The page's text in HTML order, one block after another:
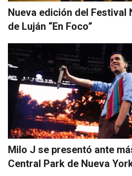
Nueva edición del Festival
de Luján “En Foco”
Milo J se presentó ante
Central Park de Nueva